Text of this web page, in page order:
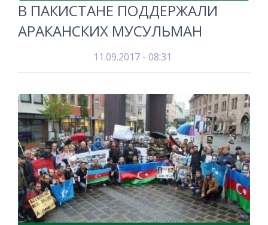
В ПАКИСТАНЕ ПОДДЕРЖАЛИ
АРАКАНСКИХ МУСУЛЬМАН
11.09.2017 - 08:31